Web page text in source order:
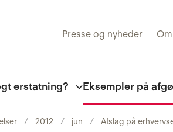
Presse og nyheder
erstatning? Eksempler på
2012 jun Afslag på